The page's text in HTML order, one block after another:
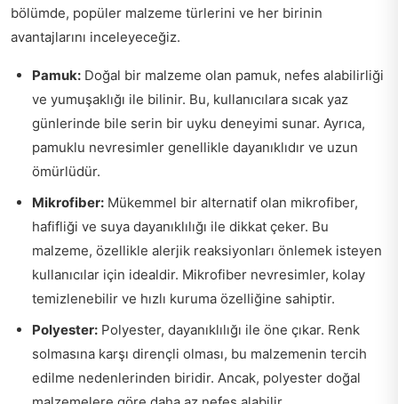
bölümde, popüler malzeme türlerini ve her birinin
avantajlarını inceleyeceğiz.
Pamuk: Doğal bir malzeme olan pamuk, nefes alabilirliği
ve yumuşaklığı ile bilinir. Bu, kullanıcılara sıcak yaz
günlerinde bile serin bir uyku deneyimi sunar. Ayrıca,
pamuklu nevresimler genellikle dayanıklıdır ve uzun
ömürlüdür.
Mikrofiber: Mükemmel bir alternatif olan mikrofiber,
hafifliği ve suya dayanıklılığı ile dikkat çeker. Bu
malzeme, özellikle alerjik reaksiyonları önlemek isteyen
kullanıcılar için idealdir. Mikrofiber nevresimler, kolay
temizlenebilir ve hızlı kuruma özelliğine sahiptir.
Polyester: Polyester, dayanıklılığı ile öne çıkar. Renk
solmasına karşı dirençli olması, bu malzemenin tercih
edilme nedenlerinden biridir. Ancak, polyester doğal